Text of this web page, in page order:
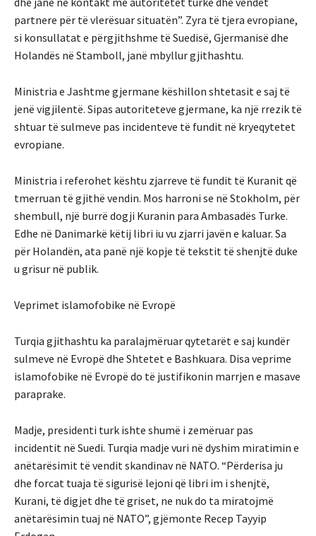
partnere për të vlerësuar situatën”. Zyra të tjera evropiane,
si konsullatat e përgjithshme të Suedisë, Gjermanisë dhe
Holandës në Stamboll, janë mbyllur gjithashtu.
Ministria e Jashtme gjermane këshillon shtetasit e saj të
jenë vigjilentë. Sipas autoriteteve gjermane, ka një rrezik të
shtuar të sulmeve pas incidenteve të fundit në kryeqytetet
evropiane.
Ministria i referohet kështu zjarreve të fundit të Kuranit që
tmerruan të gjithë vendin. Mos harroni se në Stokholm, për
shembull, një burrë dogji Kuranin para Ambasadës Turke.
Edhe në Danimarkë këtij libri iu vu zjarri javën e kaluar. Sa
për Holandën, ata panë një kopje të tekstit të shenjtë duke
u grisur në publik.
Veprimet islamofobike në Evropë
Turqia gjithashtu ka paralajmëruar qytetarët e saj kundër
sulmeve në Evropë dhe Shtetet e Bashkuara. Disa veprime
islamofobike në Evropë do të justifikonin marrjen e masave
paraprake.
Madje, presidenti turk ishte shumë i zemëruar pas
incidentit në Suedi. Turqia madje vuri në dyshim miratimin e
anëtarësimit të vendit skandinav në NATO. “Përderisa ju
dhe forcat tuaja të sigurisë lejoni që libri im i shenjtë,
Kurani, të digjet dhe të griset, ne nuk do ta miratojmë
anëtarësimin tuaj në NATO”, gjëmonte Recep Tayyip